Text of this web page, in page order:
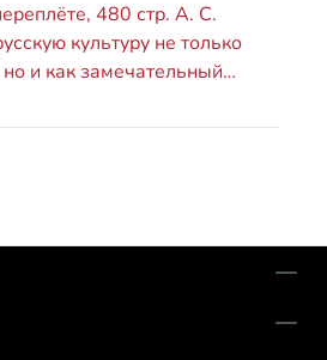
480 стр. А. С.
культуру не только
и как замечательный…